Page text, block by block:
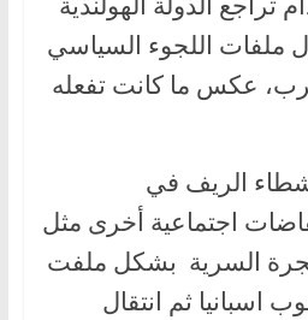
ملفات اللجوء السياسي
عكس ما كانت تفعله
الريف في
اجتماعية أخرى مثل
السرية بشكل ملفت
اسبانيا ثم انتقال